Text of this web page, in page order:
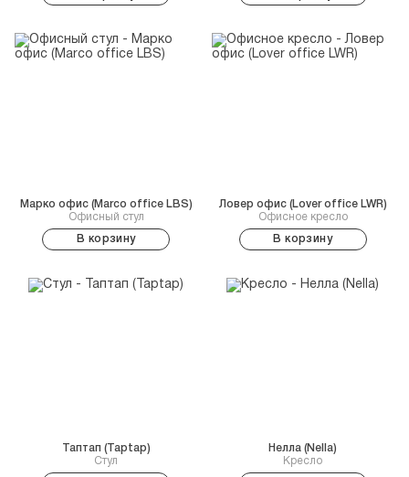
Офисный стул
Марко офис (Marco office LBS)
В корзину
Офисное кресло
Ловер офис (Lover office LWR)
В корзину
Стул
Таптап (Taptap)
Кресло
Нелла (Nella)